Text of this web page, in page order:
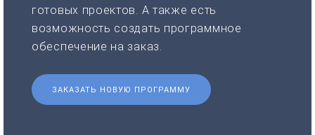
готовых проектов. А также есть
возможность создать программное
обеспечение на заказ.
ЗАКАЗАТЬ НОВУЮ ПРОГРАММУ